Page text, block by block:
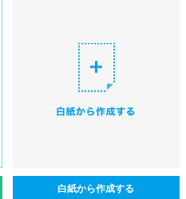
白紙から作成する